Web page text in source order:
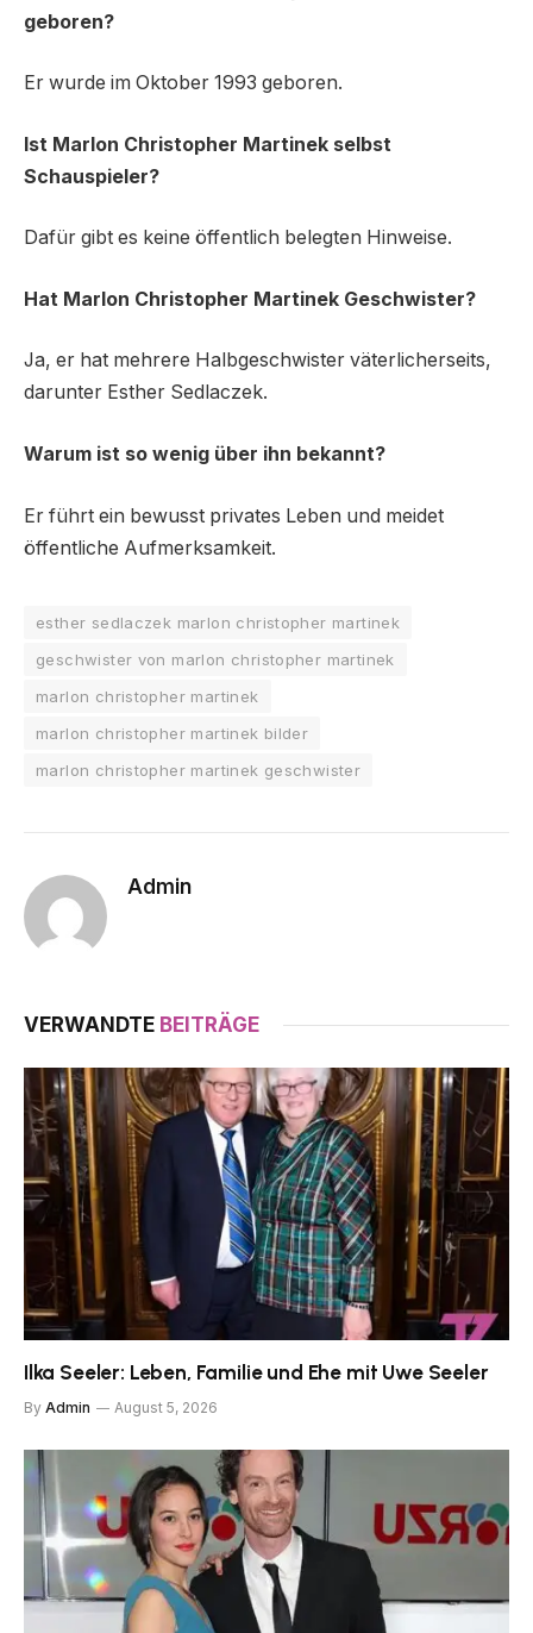
geboren?
Er wurde im Oktober 1993 geboren.
Ist Marlon Christopher Martinek selbst
Schauspieler?
Dafür gibt es keine öffentlich belegten Hinweise.
Hat Marlon Christopher Martinek Geschwister?
Ja, er hat mehrere Halbgeschwister väterlicherseits,
darunter Esther Sedlaczek.
Warum ist so wenig über ihn bekannt?
Er führt ein bewusst privates Leben und meidet
öffentliche Aufmerksamkeit.
esther sedlaczek marlon christopher martinek
geschwister von marlon christopher martinek
marlon christopher martinek
marlon christopher martinek bilder
marlon christopher martinek geschwister
Admin
VERWANDTE BEITRÄGE
Ilka Seeler: Leben, Familie und Ehe mit Uwe Seeler
By Admin August 5, 2026